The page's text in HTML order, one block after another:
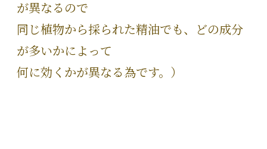
が異なるので
同じ植物から採られた精油でも、どの成分
が多いかによって
何に効くかが異なる為です。）